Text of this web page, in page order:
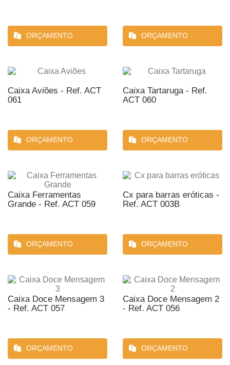
ORÇAMENTO ORÇAMENTO
Caixa Aviões - Ref. ACT
061
ORÇAMENTO
Caixa Tartaruga - Ref.
ACT 060
ORÇAMENTO
Caixa Ferramentas
Grande - Ref. ACT 059
ORÇAMENTO
Cx para barras eróticas -
Ref. ACT 003B
ORÇAMENTO
Caixa Doce Mensagem 3
- Ref. ACT 057
ORÇAMENTO
Caixa Doce Mensagem 2
- Ref. ACT 056
ORÇAMENTO